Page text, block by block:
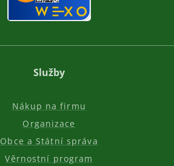
Služby
Nákup na firmu
Organizace
Obce a Státní správa
Věrnostní program